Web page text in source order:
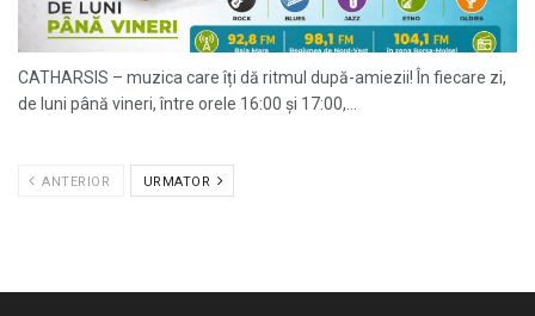
CATHARSIS – muzica care îți dă ritmul după-amiezii! În fiecare zi,
de luni până vineri, între orele 16:00 și 17:00,...
ANTERIOR URMATOR